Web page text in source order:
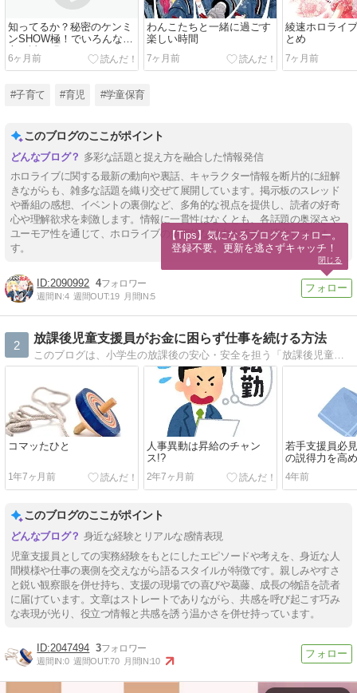
知ってるか？秘密のケンミ
ンSHOW極！でいろんな地
方の謎が明らかにｗｗｗ
6ヶ月前
わんこたちと一緒に過ごす
楽しい時間
7ヶ月前
綾速ホロライ
とめ
7ヶ月前
#子育て #育児 #学童保育
このブログのここがポイント
多彩な話題と捉え方を融合した情報発信
ホロライブに関する最新の動向や裏話、キャラクター情報を断片的に紐解
きながらも、雑多な話題を織り交ぜて展開しています。掲示板のスレッド
や番組の感想、イベントの裏側など、多角的な視点を提供し、読者の好奇
心や理解欲求を刺激します。情報に一貫性はなくとも、各話題の奥深さや
ユーモア性を通じて、ホロライブの多面的な魅力を巧みに演出していま
す。
2090992 4
週間IN:4 週間OUT:19 月間IN:5
2
放課後児童支援員がお金に困らず仕事を続ける方法
コマッたひと
1年7ヶ月前
人事異動は昇給のチャン
ス!?
2年7ヶ月前
若手支援員必
の説得力を高
は!?
4年前
このブログのここがポイント
身近な経験とリアルな感情表現
児童支援員としての実務経験をもとにしたエピソードや考えを、身近な人
間模様や仕事の裏側を交えながら語るスタイルが特徴です。親しみやすさ
と鋭い観察眼を併せ持ち、支援の現場での喜びや葛藤、成長の物語を読者
に届けています。文章はストレートでありながら、共感を呼び起こす巧み
な表現が光り、役立つ情報と共感を誘う温かさを併せ持っています。
2047494 3
週間IN:0 週間OUT:70 月間IN:10
【Tips】気になるブログをフォロー。
登録不要。更新を逃さずキャッチ！
閉じる